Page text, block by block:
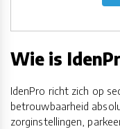
Wie is
IdenPro richt zich op
betrouwbaarheid
zorginstellingen,